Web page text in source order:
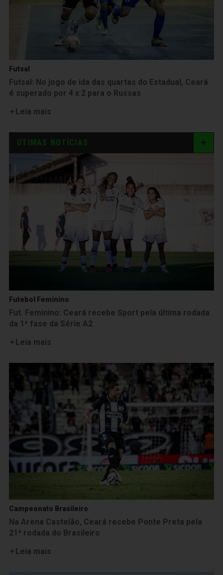
Futsal
Futsal: No jogo de ida das quartas do Estadual, Ceará
é superado por 4 x 2 para o Russas
Leia mais
ÚTIMAS NOTÍCIAS
Futebol Feminino
Fut. Feminino: Ceará recebe Sport pela última rodada
da 1ª fase da Série A2
Leia mais
Campeonato Brasileiro
Na Arena Castelão, Ceará recebe Ponte Preta pela
21ª rodada do Brasileiro
Leia mais